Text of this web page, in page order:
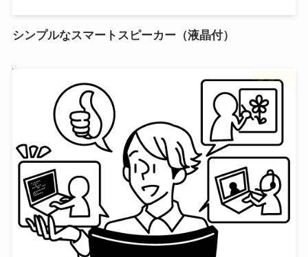
シンプルなスマートスピーカー（液晶付）